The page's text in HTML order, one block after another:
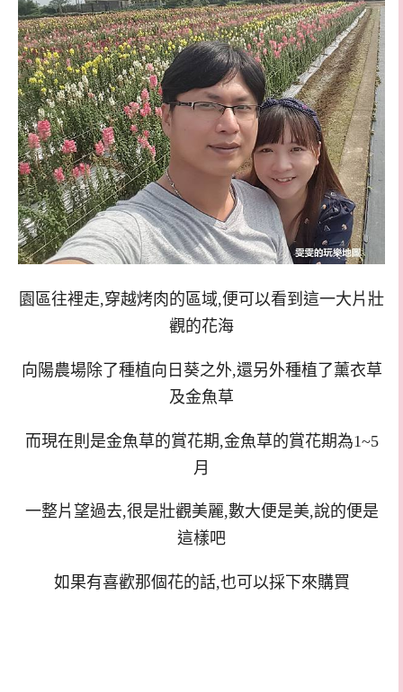
園區往裡走,穿越烤肉的區域,便可以看到這一大片壯
觀的花海
向陽農場除了種植向日葵之外,還另外種植了薰衣草
及金魚草
而現在則是金魚草的賞花期,金魚草的賞花期為1~5
月
一整片望過去,很是壯觀美麗,數大便是美,說的便是
這樣吧
如果有喜歡那個花的話,也可以採下來購買